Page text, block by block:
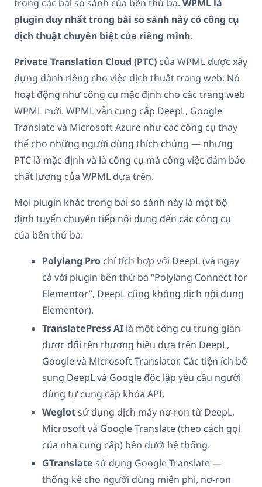
trong các bài so sánh của bên thứ ba. WPML là
plugin duy nhất trong bài so sánh này có công cụ
dịch thuật chuyên biệt của riêng mình.
Private Translation Cloud (PTC) của WPML được xây
dựng dành riêng cho việc dịch thuật trang web. Nó
hoạt động như công cụ mặc định cho các trang web
WPML mới. WPML vẫn cung cấp DeepL, Google
Translate và Microsoft Azure như các công cụ thay
thế cho những người dùng thích chúng — nhưng
PTC là mặc định và là công cụ mà công việc đảm bảo
chất lượng của WPML dựa trên.
Mọi plugin khác trong bài so sánh này là một bộ
định tuyến chuyển tiếp nội dung đến các công cụ
của bên thứ ba:
Polylang Pro chỉ tích hợp với DeepL (và ngay
cả với plugin bên thứ ba “Polylang Connect for
Elementor”, DeepL cũng không dịch nội dung
Elementor).
TranslatePress AI là một công cụ trung gian
được đổi tên thương hiệu dựa trên DeepL,
Google và Microsoft Translator. Các tiện ích bổ
sung DeepL và Google độc lập yêu cầu người
dùng tự cung cấp khóa API.
Weglotsử dụng dịch máy nơ-ron từ DeepL,
Microsoft và Google Translate (theo cách gọi
của nhà cung cấp) bên dưới hệ thống.
GTranslate sử dụng Google Translate —
thống kê cho người dùng miễn phí, nơ-ron